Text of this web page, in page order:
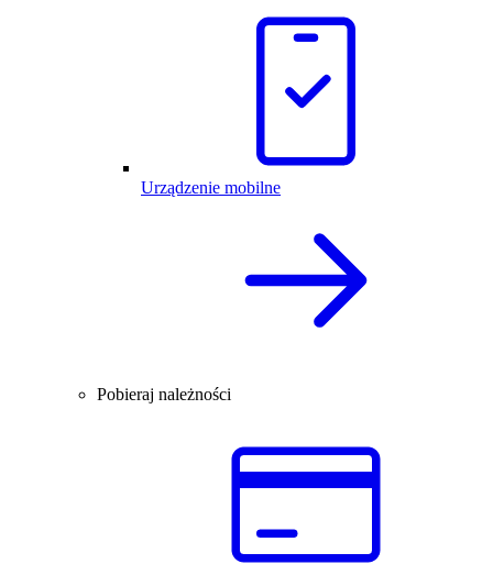
Urządzenie mobilne
Pobieraj należności